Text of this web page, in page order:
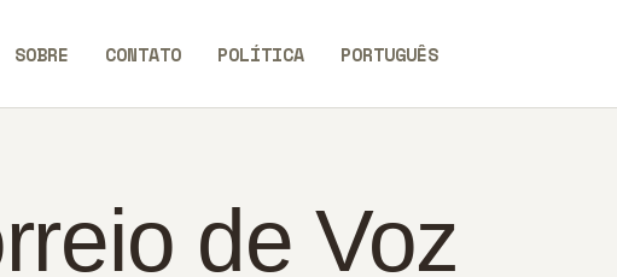
SOBRE CONTATO POLÍTICA PORTUGUÊS
de Voz